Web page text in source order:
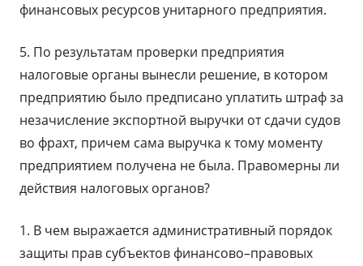
финансовых ресурсов унитарного предприятия.
5. По результатам проверки предприятия
налоговые органы вынесли решение, в котором
предприятию было предписано уплатить штраф за
незачисление экспортной выручки от сдачи судов
во фрахт, причем сама выручка к тому моменту
предприятием получена не была. Правомерны ли
действия налоговых органов?
1. В чем выражается административный порядок
защиты прав субъектов финансово–правовых